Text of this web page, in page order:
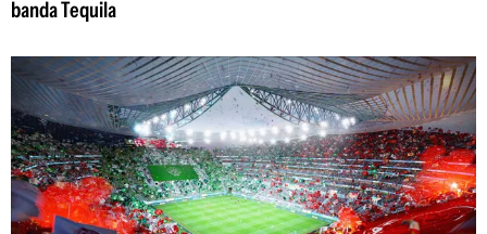
banda Tequila